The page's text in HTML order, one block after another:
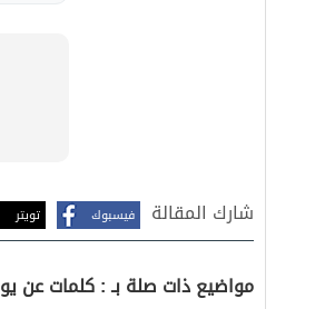
شارك المقالة فيسبوك تويتر
مواضيع ذات صلة بـ : كلمات عن